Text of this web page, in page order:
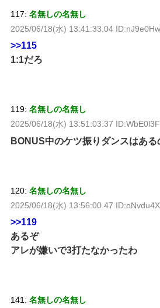
117: 名無しの名無し
2025/06/18(水) 13:41:33.04
>>115
1:1だろ
119: 名無しの名無し
2025/06/18(水) 13:51:03.37
BONUS中のケツ振りダンスはある
120: 名無しの名無し
2025/06/18(水) 13:56:00.47
>>119
あるぞ
アレが嫌いで3打たなかったわ
141: 名無しの名無し